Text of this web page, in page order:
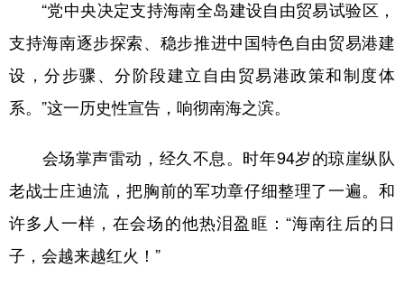
Deutsch Português
“党中央决定支持海南全岛建设自由贸易试验区，
支持海南逐步探索、稳步推进中国特色自由贸易港建
设，分步骤、分阶段建立自由贸易港政策和制度体
系。”这一历史性宣告，响彻南海之滨。
会场掌声雷动，经久不息。时年94岁的琼崖纵队
老战士庄迪流，把胸前的军功章仔细整理了一遍。和
许多人一样，在会场的他热泪盈眶：“海南往后的日
子，会越来越红火！”